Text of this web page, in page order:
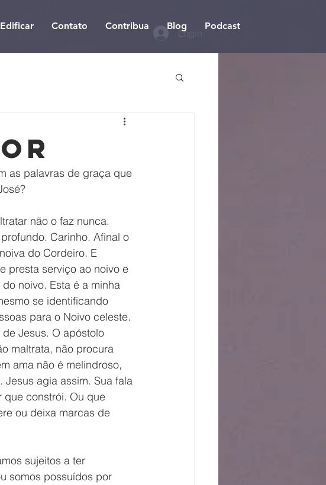
Contato Contribua Blog Podcast
Login
as palavras de graça que
não o faz nunca.
Carinho. Afinal o
do Cordeiro. E
presta serviço ao noivo e
noivo. Esta é a minha
se identificando
para o Noivo celeste.
Jesus. O apóstolo
maltrata, não procura
ama não é melindroso,
agia assim. Sua fala
que constrói. Ou que
ou deixa marcas de
sujeitos a ter
somos possuídos por